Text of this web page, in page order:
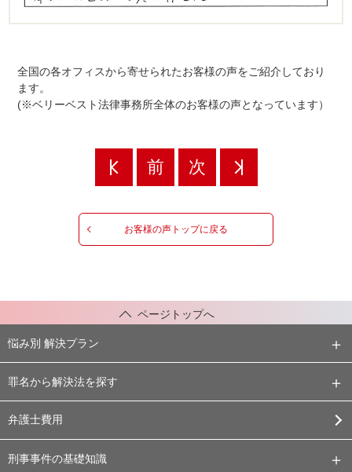
全国の各オフィスから寄せられたお客様の声をご紹介しており
ます。
(※ベリーベスト法律事務所全体のお客様の声となっています）
前 次
お客様の声トップに戻る
ページトップへ
悩み別 解決プラン
罪名から解決法を探す
弁護士費用
刑事事件の基礎知識